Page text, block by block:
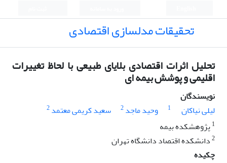
تحقیقات مدلسازی اقتصادی
تحلیل اثرات اقتصادی بلایای طبیعی با لحاظ تغییرات
اقلیمی و پوشش بیمه‎ ای
نویسندگان
لیلی نیاکان
1 وحید ماجد2 سعید کریمی معتمد2
1پژوهشکده بیمه
2دانشکده اقتصاد دانشگاه تهران
چکیده